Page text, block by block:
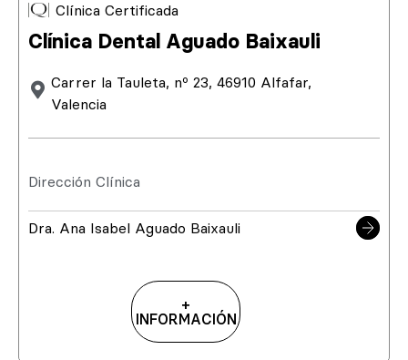
Clínica Certificada
Clínica Dental Aguado Baixauli
Carrer la Tauleta, nº 23, 46910 Alfafar,
Valencia
Dirección Clínica
Dra. Ana Isabel Aguado Baixauli
+
INFORMACIÓN